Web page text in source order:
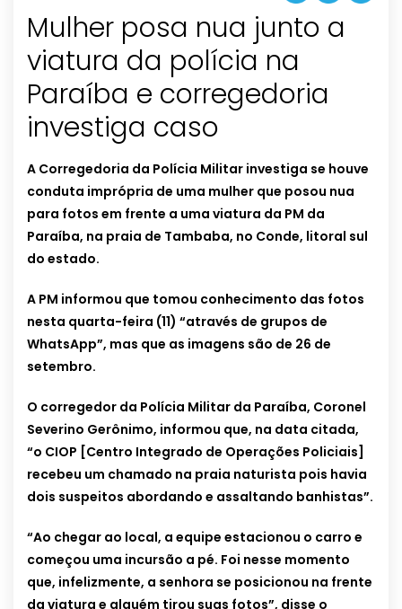
Mulher posa nua junto a
viatura da polícia na
Paraíba e corregedoria
investiga caso
A Corregedoria da Polícia Militar investiga se houve
conduta imprópria de uma mulher que posou nua
para fotos em frente a uma viatura da PM da
Paraíba, na praia de Tambaba, no Conde, litoral sul
do estado.
A PM informou que tomou conhecimento das fotos
nesta quarta-feira (11) “através de grupos de
WhatsApp”, mas que as imagens são de 26 de
setembro.
O corregedor da Polícia Militar da Paraíba, Coronel
Severino Gerônimo, informou que, na data citada,
“o CIOP [Centro Integrado de Operações Policiais]
recebeu um chamado na praia naturista pois havia
dois suspeitos abordando e assaltando banhistas”.
“Ao chegar ao local, a equipe estacionou o carro e
começou uma incursão a pé. Foi nesse momento
que, infelizmente, a senhora se posicionou na frente
da viatura e alguém tirou suas fotos”, disse o